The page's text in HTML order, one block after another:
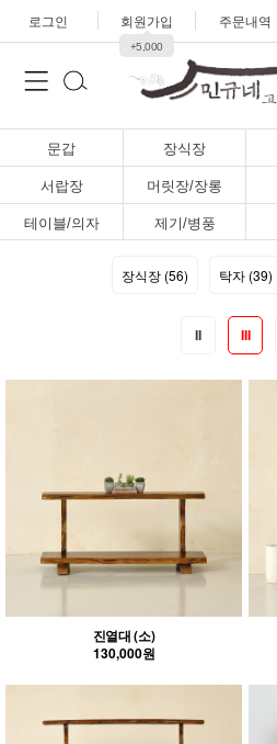
로그인 회원가입
+5,000
주문내역
문갑 장식장
서랍장 머릿장/장롱
테이블/의자 제기/병풍
장식장 (56) 탁자 (39)
II III
진열대 (소)
130,000원